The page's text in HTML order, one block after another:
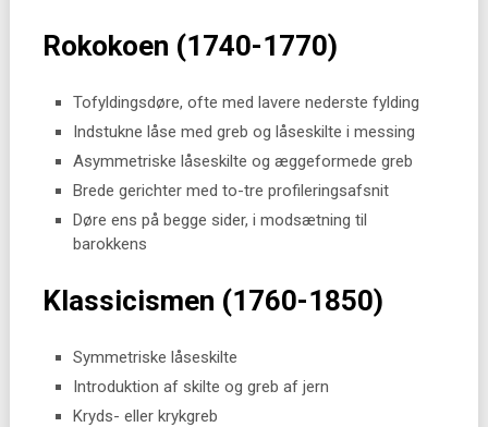
Rokokoen (1740-1770)
Tofyldingsdøre, ofte med lavere nederste fylding
Indstukne låse med greb og låseskilte i messing
Asymmetriske låseskilte og æggeformede greb
Brede gerichter med to-tre profileringsafsnit
Døre ens på begge sider, i modsætning til
barokkens
Klassicismen (1760-1850)
Symmetriske låseskilte
Introduktion af skilte og greb af jern
Kryds- eller krykgreb